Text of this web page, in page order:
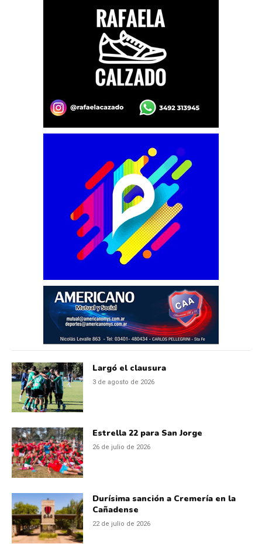
Largó el clausura
3 de agosto de 2026
Estrella 22 para San Jorge
26 de julio de 2026
Durísima sanción a Cremería en la
Cañadense
22 de julio de 2026